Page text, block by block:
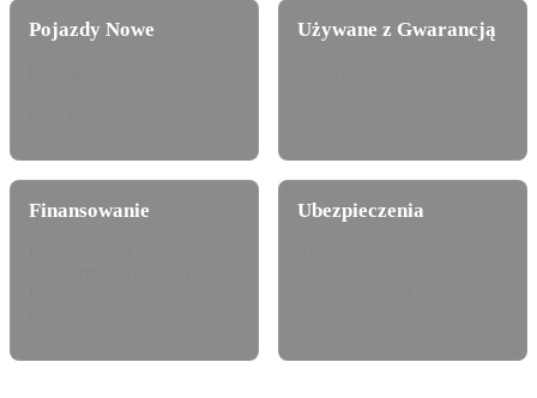
Pojazdy Nowe Używane z Gwarancją
Finansowanie Ubezpieczenia